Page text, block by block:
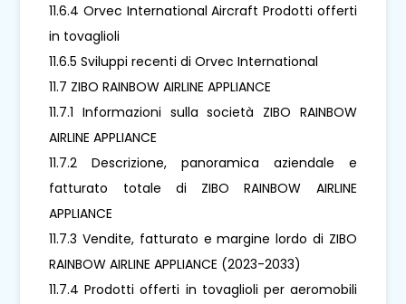
11.6.4 Orvec International Aircraft Prodotti offerti
in tovaglioli
11.6.5 Sviluppi recenti di Orvec International
11.7 ZIBO RAINBOW AIRLINE APPLIANCE
11.7.1 Informazioni sulla società ZIBO RAINBOW
AIRLINE APPLIANCE
11.7.2 Descrizione, panoramica aziendale e
fatturato totale di ZIBO RAINBOW AIRLINE
APPLIANCE
11.7.3 Vendite, fatturato e margine lordo di ZIBO
RAINBOW AIRLINE APPLIANCE (2023-2033)
11.7.4 Prodotti offerti in tovaglioli per aeromobili